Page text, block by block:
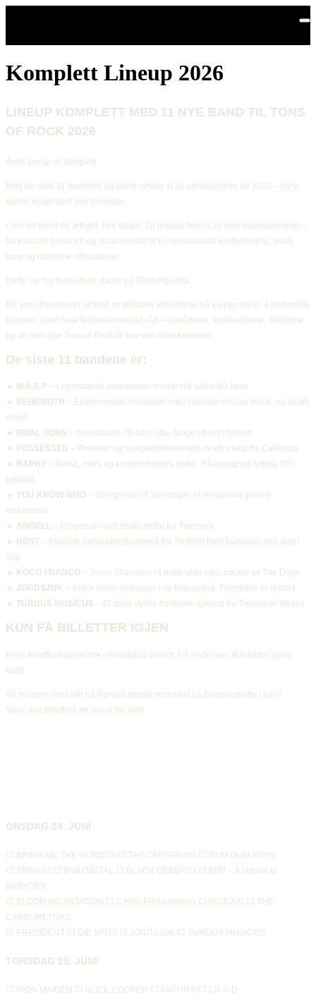
Komplett Lineup 2026
LINEUP KOMPLETT MED 11 NYE BAND TIL TONS
OF ROCK 2026
Årets lineup er komplett.
Med de siste 11 bandene på plass runder vi av artistslippene for 2026 – og vi
kunne knapt vært mer fornøyde.
Over 60 band og artister. Fire dager. Én massiv feiring av hele rockespekteret –
fra klassisk hardrock og stadionmetal til kompromissløs ekstremmetal, punk,
prog og moderne riffmaskiner.
Dette blir fire fantastiske dager på Ekebergsletta.
Nå som lineupen er spikret, er det bare kirsebæret på toppen igjen: å ferdigstille
rammen rundt hele festivaluniverset vårt – områdene, opplevelsene, detaljene
og alt som gjør Tons of Rock til mer enn bare konserter.
De siste 11 bandene er:
🔸 W.A.S.P – Legendarisk amerikansk shockrock siden 80-tallet
🔸
BEHEMOTH – Ekstremmetal-maskinen med storslått miks av black- og death
metal
🔸
RIVAL SONS – Amerikansk 70-talls vibe, tunge riff rett i fleisen
🔸
POSSESSED – Pionerer og sjangerdefinerende death metal fra California
🔸
BAPHY – Norsk, mørk og kompromissløs metal. Rå energi og tydelig DIY-
estetikk
🔸 YOU KNOW WHO – Straight out of Stavanger, et reinspikka groova
rockeshow
🔸 ANGELL – Progressiv sort death metal fra Telemark
🔸
HØST – Klassisk norsk prog/hardrock fra 70-tallet med kultstatus den dag i
dag
🔸
KOCO FRANCO – Jorun Stiansens rå punk-alter ego, backet av The Dogs
🔸 JORDSJUK – Black metal-veteraner i ny forpakning. Fremtiden er reddet
🔸 TURDUS MUSICUS – Et solid stykke hardcore-sjøslag fra Tromsø er tilbake
KUN FÅ BILLETTER IGJEN
Flere billettkategorier ble rekordtidlig utsolgt. Nå er det kun få billetter igjen
totalt.
Vil du være med når på Norges største rockefest på Ekebergsletta i juni?
Sikre deg billett nå før det er for sent.
ONSDAG 24. JUNI
💥 BRING ME THE HORIZON💥 THE OFFSPRING 💥 DUM DUM BOYS
💥 TRIVIUM 💥 BABYMETAL 💥 BLACK DEBBATH 💥 BFD – A Tribute to
BATHORY
💥 BLOOD INCANTATION 💥 CAVALERA performs CHAOS A.D.💥 THE
CARBURETORS
💥 PRESIDENT 💥 DIE SPITZ 💥 JORDSJUK 💥 TURDUS MUSICUS
TORSDAG 25. JUNI
💥 IRON MAIDEN 💥 ALICE COOPER 💥 ANTHRAX 💥 D-A-D